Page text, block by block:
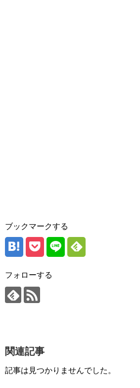
ブックマークする
フォローする
関連記事
記事は見つかりませんでした。